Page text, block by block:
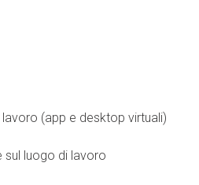
(app e desktop virtuali)
sul luogo di lavoro